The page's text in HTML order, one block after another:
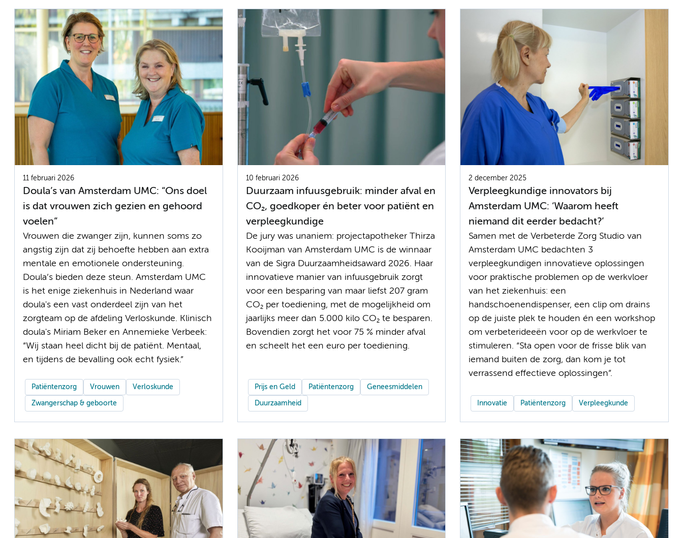
11 februari 2026
Doula’s van Amsterdam UMC: “Ons doel
is dat vrouwen zich gezien en gehoord
voelen”
Vrouwen die zwanger zijn, kunnen soms zo
angstig zijn dat zij behoefte hebben aan extra
mentale en emotionele ondersteuning.
Doula’s bieden deze steun. Amsterdam UMC
is het enige ziekenhuis in Nederland waar
doula's een vast onderdeel zijn van het
zorgteam op de afdeling Verloskunde. Klinisch
doula's Miriam Beker en Annemieke Verbeek:
“Wij staan heel dicht bij de patiënt. Mentaal,
en tijdens de bevalling ook echt fysiek.”
Patiëntenzorg Vrouwen Verloskunde
Zwangerschap & geboorte
10 februari 2026
Duurzaam infuusgebruik: minder afval en
CO₂, goedkoper én beter voor patiënt en
verpleegkundige
De jury was unaniem: projectapotheker Thirza
Kooijman van Amsterdam UMC is de winnaar
van de Sigra Duurzaamheidsaward 2026. Haar
innovatieve manier van infuusgebruik zorgt
voor een besparing van maar liefst 207 gram
CO₂ per toediening, met de mogelijkheid om
jaarlijks meer dan 5.000 kilo CO₂ te besparen.
Bovendien zorgt het voor 75 % minder afval
en scheelt het een euro per toediening.
Prijs en Geld Patiëntenzorg Geneesmiddelen
Duurzaamheid
2 december 2025
Verpleegkundige innovators bij
Amsterdam UMC: ‘Waarom heeft
niemand dit eerder bedacht?’
Samen met de Verbeterde Zorg Studio van
Amsterdam UMC bedachten 3
verpleegkundigen innovatieve oplossingen
voor praktische problemen op de werkvloer
van het ziekenhuis: een
handschoenendispenser, een clip om drains
op de juiste plek te houden én een workshop
om verbeterideeën voor op de werkvloer te
stimuleren. “Sta open voor de frisse blik van
iemand buiten de zorg, dan kom je tot
verrassend effectieve oplossingen”.
Innovatie Patiëntenzorg Verpleegkunde